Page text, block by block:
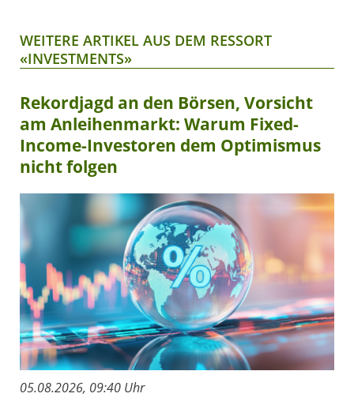
WEITERE ARTIKEL AUS DEM RESSORT
«INVESTMENTS»
Rekordjagd an den Börsen, Vorsicht
am Anleihenmarkt: Warum Fixed-
Income-Investoren dem Optimismus
nicht folgen
05.08.2026, 09:40 Uhr